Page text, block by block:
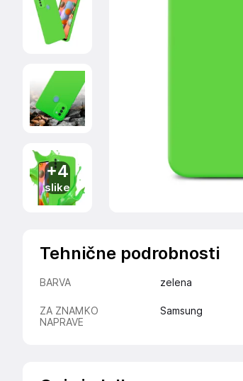
+4
slike
Tehnične podrobnosti
BARVA zelena
ZA ZNAMKO
NAPRAVE
Samsung